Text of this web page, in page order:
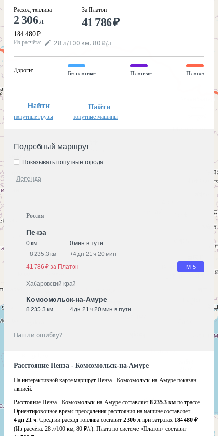
Расход топлива
2 306л
184 480 ₽
За Платон
41 786₽
Из расчёта: 28 л/100 км, 80 ₽/л
Дороги:
Бесплатные Платные Платон
Найти
попутные грузы
Найти
попутные машины
Подробный маршрут
Легенда
Показывать попутные города
Россия
Пенза
0 км
0 мин в пути
+8 235.3 км +4 дн 21 ч 20 мин
41 786 ₽ за Платон
М-5
Хабаровский край
Комсомольск-на-Амуре
8 235.3 км 4 дн 21 ч 20 мин в пути
Нашли ошибку?
Расстояние Пенза - Комсомольск-на-Амуре
На интерактивной карте маршрут Пенза - Комсомольск-на-Амуре показан
линией.
Расстояние Пенза - Комсомольск-на-Амуре составляет 8 235.3 км по трассе.
Ориентировочное время преодоления расстояния на машине составляет
4 дн 21 ч. Средний расход топлива составит 2 306 л при затратах 184 480 ₽
(Из расчёта: 28 л/100 км, 80 ₽/л). Плата по системе «Платон» составит